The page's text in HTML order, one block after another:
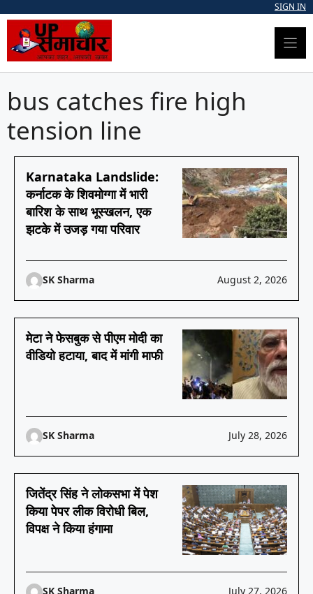
content
SIGN IN
bus catches fire high
tension line
Karnataka Landslide:
कर्नाटक के शिवमोग्गा में भारी
बारिश के साथ भूस्खलन, एक
झटके में उजड़ गया परिवार
SK Sharma August 2, 2026
मेटा ने फेसबुक से पीएम मोदी का
वीडियो हटाया, बाद में मांगी माफी
SK Sharma July 28, 2026
जितेंद्र सिंह ने लोकसभा में पेश
किया पेपर लीक विरोधी बिल,
विपक्ष ने किया हंगामा
SK Sharma July 27, 2026